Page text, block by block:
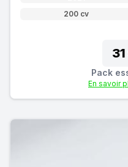
200 cv
Pack
En savoir